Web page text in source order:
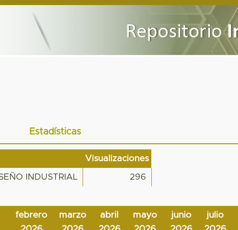
Estadísticas
Visualizaciones
INDUSTRIAL 296
febrero
marzo
abril
mayo
junio
julio